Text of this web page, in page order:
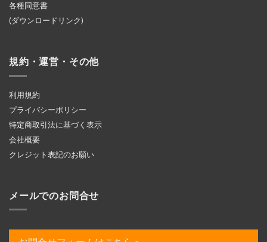
各種同意書
(ダウンロードリンク)
規約・運営・その他
利用規約
プライバシーポリシー
特定商取引法に基づく表示
会社概要
クレジット表記のお願い
メールでのお問合せ